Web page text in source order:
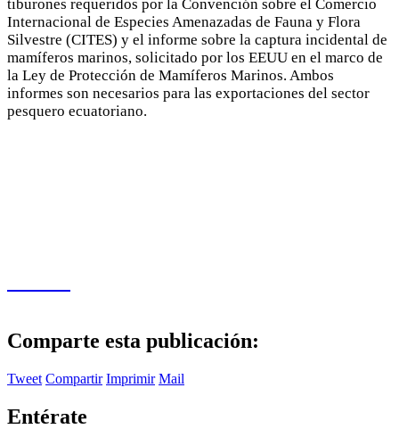
tiburones requeridos por la Convención sobre el Comercio
Internacional de Especies Amenazadas de Fauna y Flora
Silvestre (CITES) y el informe sobre la captura incidental de
mamíferos marinos, solicitado por los EEUU en el marco de
la Ley de Protección de Mamíferos Marinos. Ambos
informes son necesarios para las exportaciones del sector
pesquero ecuatoriano.
Comparte esta publicación:
Tweet Compartir Imprimir Mail
Entérate